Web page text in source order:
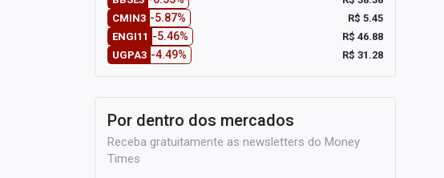
CMIN3 -5.87%
R$ 5.45
ENGI11 -5.46%
R$ 46.88
UGPA3 -4.49% R$ 31.28
Por dentro dos mercados
Receba gratuitamente as newsletters do Money
Times